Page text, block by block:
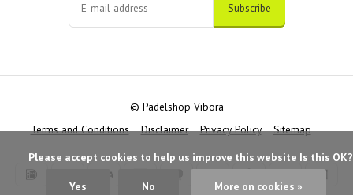
Subscribe
Terms and Conditions Disclaimer Privacy Policy Sitemap
© Padelshop Vibora
Yes No More on cookies »